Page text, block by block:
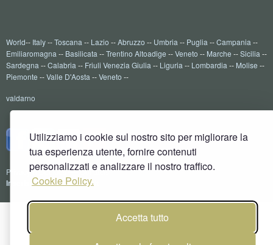
Utilizziamo i cookie sul nostro sito per migliorare la
tua esperienza utente, fornire contenuti
personalizzati e analizzare il nostro traffico.
Cookie Policy.
Accetta tutto
World-- Italy--Toscana -- Lazio --Abruzzo -- Umbria -- Puglia --Campania --
Emiliaromagna -- Basilicata --Trentino Altoadige --Veneto -- Marche --Sicilia --
Sardegna --Calabria -- Friuli Venezia Giulia -- Liguria -- Lombardia -- Molise --
Piemonte --Valle D'Aosta --Veneto --
valdarno
Privacy & Cookies----Contacts
Inserisci il tuo Sito su 1aait